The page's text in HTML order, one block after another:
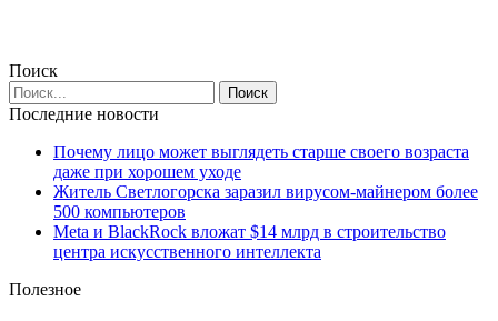
Поиск
Последние новости
Почему лицо может выглядеть старше своего возраста
даже при хорошем уходе
Житель Светлогорска заразил вирусом-майнером более
500 компьютеров
Meta и BlackRock вложат $14 млрд в строительство
центра искусственного интеллекта
Полезное